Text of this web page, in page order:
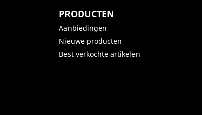
PRODUCTEN
Aanbiedingen
Nieuwe producten
Best verkochte artikelen